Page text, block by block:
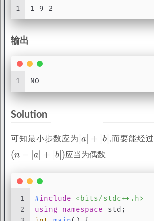
1 1 9 2
输出
1 NO
Solution
可知最小步数应为 ,而要能经过
应当为偶数
1
2
#include
<bits/stdc++.h>
using
namespace std;